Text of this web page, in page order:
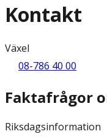
Kontakt
Växel
08-786 40 00
Faktafrågor
Riksdagsinformation